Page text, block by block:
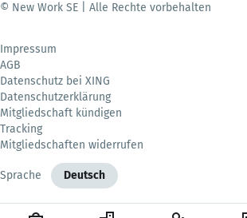
© New Work SE | Alle Rechte vorbehalten
Impressum
AGB
Datenschutz bei XING
Datenschutzerklärung
Mitgliedschaft kündigen
Tracking
Mitgliedschaften widerrufen
Sprache Deutsch